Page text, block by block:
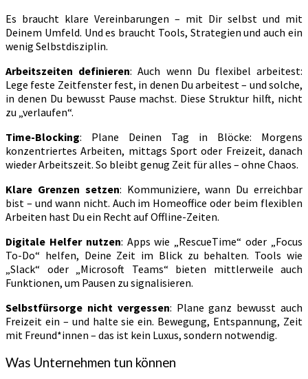
Es braucht klare Vereinbarungen – mit Dir selbst und mit
Deinem Umfeld. Und es braucht Tools, Strategien und auch ein
wenig Selbstdisziplin.
Arbeitszeiten definieren: Auch wenn Du flexibel arbeitest:
Lege feste Zeitfenster fest, in denen Du arbeitest – und solche,
in denen Du bewusst Pause machst. Diese Struktur hilft, nicht
zu „verlaufen“.
Time-Blocking: Plane Deinen Tag in Blöcke: Morgens
konzentriertes Arbeiten, mittags Sport oder Freizeit, danach
wieder Arbeitszeit. So bleibt genug Zeit für alles – ohne Chaos.
Klare Grenzen setzen: Kommuniziere, wann Du erreichbar
bist – und wann nicht. Auch im Homeoffice oder beim flexiblen
Arbeiten hast Du ein Recht auf Offline-Zeiten.
Digitale Helfer nutzen: Apps wie „RescueTime“ oder „Focus
To-Do“ helfen, Deine Zeit im Blick zu behalten. Tools wie
„Slack“ oder „Microsoft Teams“ bieten mittlerweile auch
Funktionen, um Pausen zu signalisieren.
Selbstfürsorge nicht vergessen: Plane ganz bewusst auch
Freizeit ein – und halte sie ein. Bewegung, Entspannung, Zeit
mit Freund*innen – das ist kein Luxus, sondern notwendig.
Was Unternehmen tun können